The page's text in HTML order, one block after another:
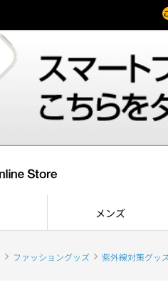
メンズ
ファッショングッズ 紫外線対策グッ